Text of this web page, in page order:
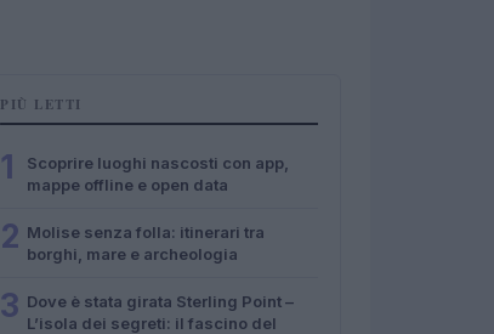
PIÙ LETTI
1
Scoprire luoghi nascosti con app,
mappe offline e open data
2 Molise senza folla: itinerari tra
borghi, mare e archeologia
3 Dove è stata girata Sterling Point –
L’isola dei segreti: il fascino del